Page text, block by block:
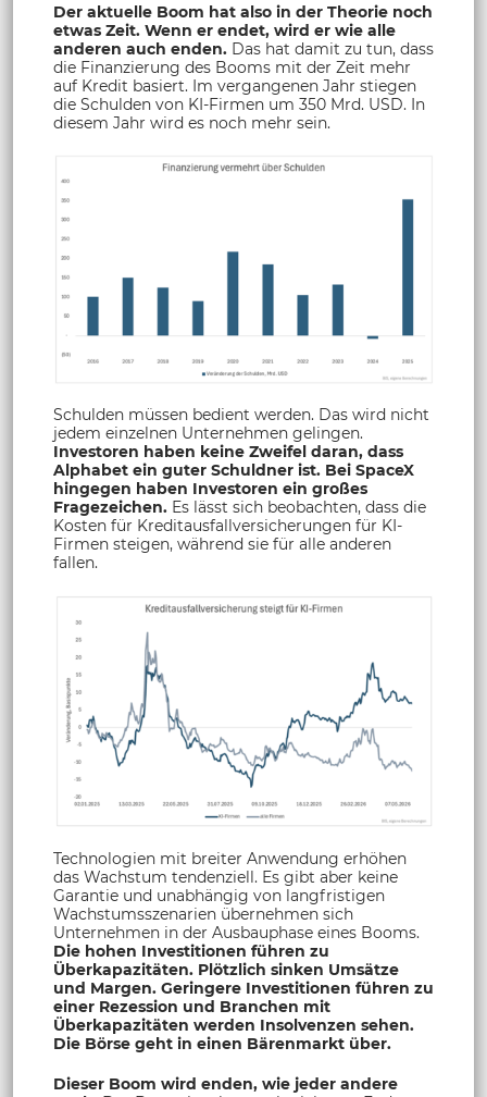
Der aktuelle Boom hat also in der Theorie noch
etwas Zeit. Wenn er endet, wird er wie alle
anderen auch enden. Das hat damit zu tun, dass
die Finanzierung des Booms mit der Zeit mehr
auf Kredit basiert. Im vergangenen Jahr stiegen
die Schulden von KI-Firmen um 350 Mrd. USD. In
diesem Jahr wird es noch mehr sein.
Schulden müssen bedient werden. Das wird nicht
jedem einzelnen Unternehmen gelingen.
Investoren haben keine Zweifel daran, dass
Alphabet ein guter Schuldner ist. Bei SpaceX
hingegen haben Investoren ein großes
Fragezeichen. Es lässt sich beobachten, dass die
Kosten für Kreditausfallversicherungen für KI-
Firmen steigen, während sie für alle anderen
fallen.
Technologien mit breiter Anwendung erhöhen
das Wachstum tendenziell. Es gibt aber keine
Garantie und unabhängig von langfristigen
Wachstumsszenarien übernehmen sich
Unternehmen in der Ausbauphase eines Booms.
Die hohen Investitionen führen zu
Überkapazitäten. Plötzlich sinken Umsätze
und Margen. Geringere Investitionen führen zu
einer Rezession und Branchen mit
Überkapazitäten werden Insolvenzen sehen.
Die Börse geht in einen Bärenmarkt über.
Dieser Boom wird enden, wie jeder andere